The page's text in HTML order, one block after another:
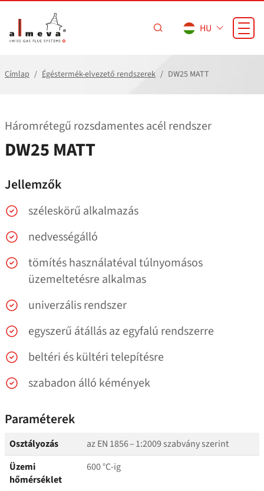
HU
Címlap Égéstermék-elvezető rendszerek DW25 MATT
Háromrétegű rozsdamentes acél rendszer
DW25 MATT
Jellemzők
széleskörű alkalmazás
nedvességálló
tömítés használatéval túlnyomásos
üzemeltetésre alkalmas
univerzális rendszer
egyszerű átállás az egyfalú rendszerre
beltéri és kültéri telepítésre
szabadon álló kémények
Paraméterek
Osztályozás
az EN 1856 – 1:2009 szabvány szerint
Üzemi
hőmérséklet
600 °C‑ig